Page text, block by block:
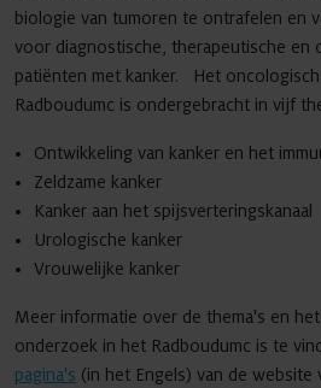
biologie van tumoren te ontrafelen en
voor diagnostische, therapeutische en
patiënten met kanker. Het
Radboudumc is ondergebracht in vijf
Ontwikkeling van kanker en het
Zeldzame kanker
Kanker aan het spijsverteringskanaal
Urologische kanker
Vrouwelijke kanker
Meer informatie over de thema's en
onderzoek in het Radboudumc is te
pagina's (in het Engels) van de website